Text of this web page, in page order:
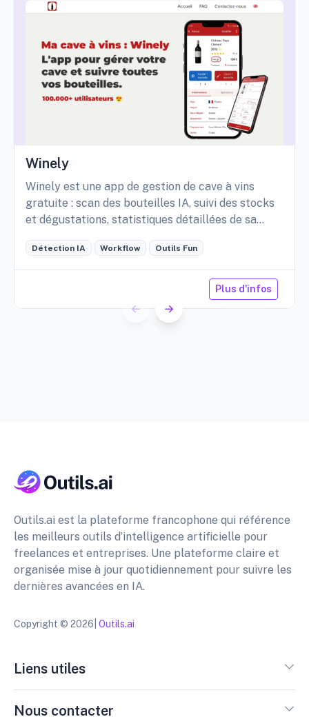
Winely
Winely est une app de gestion de cave à vins
gratuite : scan des bouteilles IA, suivi des stocks
et dégustations, statistiques détaillées de sa
Détection IA Workflow Outils Fun
Plus d'infos
Outils.ai est la plateforme francophone qui référence
les meilleurs outils d’intelligence artificielle pour
freelances et entreprises. Une plateforme claire et
organisée mise à jour quotidiennement pour suivre les
dernières avancées en IA.
Copyright © 2026| Outils.ai
Liens utiles
Nous contacter